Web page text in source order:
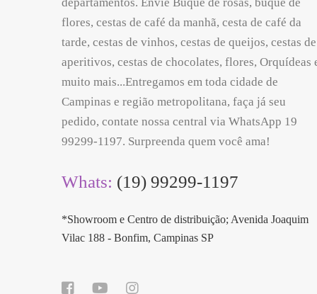
flores, cestas de café da manhã, cesta de café da
tarde, cestas de vinhos, cestas de queijos, cestas de
aperitivos, cestas de chocolates, flores, Orquídeas
muito mais...Entregamos em toda cidade de
Campinas e região metropolitana, faça já seu
pedido, contate nossa central via WhatsApp 19
99299-1197. Surpreenda quem você ama!
Whats: (19) 99299-1197
*Showroom e Centro de distribuição; Avenida Joaquim
Vilac 188 - Bonfim, Campinas SP